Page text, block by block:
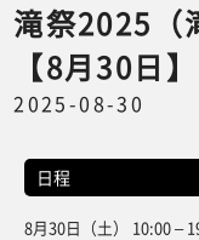
滝祭2025（
【8月30日】
2025-08-30
日程
8月30日（土） 10:00 –